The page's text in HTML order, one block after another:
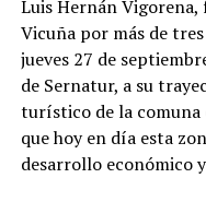
Luis Hernán
Vicuña por más de
jueves 27 de
de Sernatur, a su
turístico de la
que hoy en día esta
desarrollo económico